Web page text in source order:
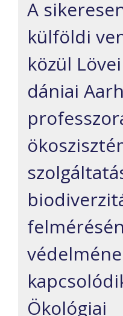
A
külföldi
közül
dániai
Ökológiai